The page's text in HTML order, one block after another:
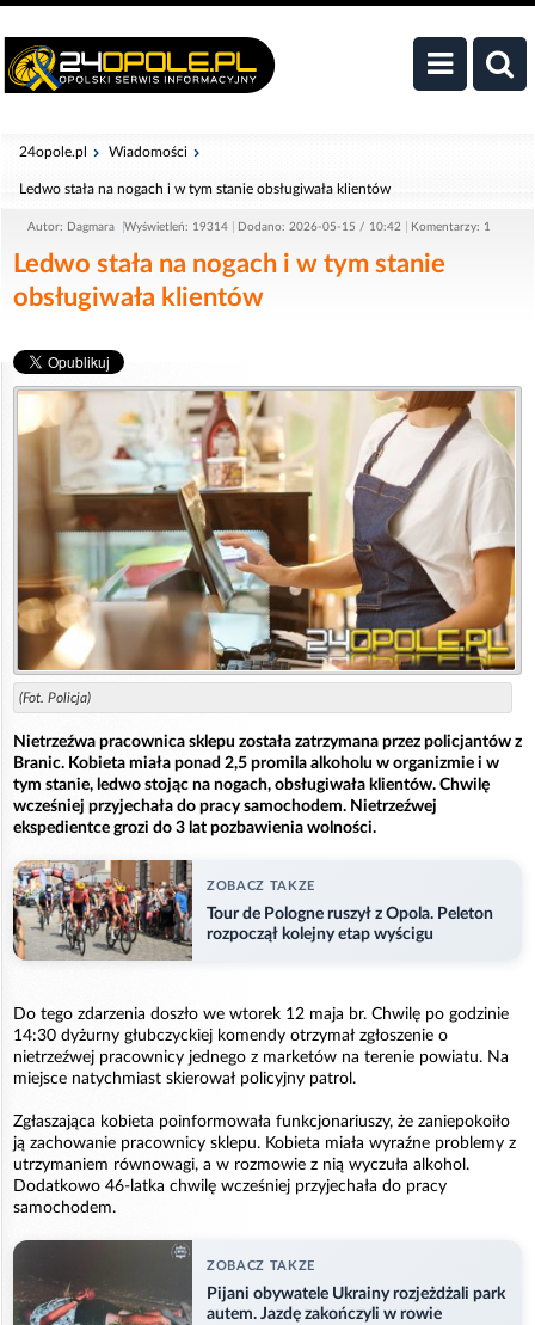
24opole.pl Wiadomości
Ledwo stała na nogach i w tym stanie obsługiwała klientów
Autor: Dagmara Wyświetleń: 19314 Dodano: 2026-05-15 / 10:42 Komentarzy: 1
Ledwo stała na nogach i w tym stanie
obsługiwała klientów
(Fot. Policja)
Nietrzeźwa pracownica sklepu została zatrzymana przez policjantów z
Branic. Kobieta miała ponad 2,5 promila alkoholu w organizmie i w
tym stanie, ledwo stojąc na nogach, obsługiwała klientów. Chwilę
wcześniej przyjechała do pracy samochodem. Nietrzeźwej
ekspedientce grozi do 3 lat pozbawienia wolności.
ZOBACZ TAKZE
Tour de Pologne ruszył z Opola. Peleton
rozpoczął kolejny etap wyścigu
Do tego zdarzenia doszło we wtorek 12 maja br. Chwilę po godzinie
14:30 dyżurny głubczyckiej komendy otrzymał zgłoszenie o
nietrzeźwej pracownicy jednego z marketów na terenie powiatu. Na
miejsce natychmiast skierował policyjny patrol.
Zgłaszająca kobieta poinformowała funkcjonariuszy, że zaniepokoiło
ją zachowanie pracownicy sklepu. Kobieta miała wyraźne problemy z
utrzymaniem równowagi, a w rozmowie z nią wyczuła alkohol.
Dodatkowo 46-latka chwilę wcześniej przyjechała do pracy
samochodem.
ZOBACZ TAKZE
Pijani obywatele Ukrainy rozjeżdżali park
autem. Jazdę zakończyli w rowie